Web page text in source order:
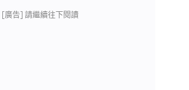
[廣告] 請繼續往下閱讀